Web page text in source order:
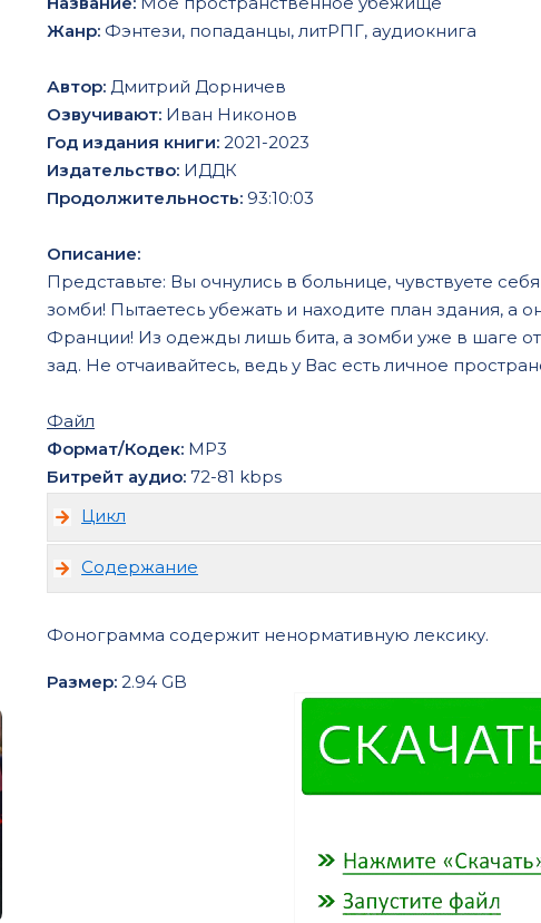
Жанр: Фэнтези, попаданцы, литРПГ, аудиокнига
Автор: Дмитрий Дорничев
Озвучивают: Иван Никонов
Год издания книги: 2021-2023
Издательство: ИДДК
Продолжительность: 93:10:03
Описание:
Представьте: Вы очнулись в больнице, чувствуете
зомби! Пытаетесь убежать и находите план здания,
Франции! Из одежды лишь бита, а зомби уже в шаге от
зад. Не отчаивайтесь, ведь у Вас есть личное
Файл
Формат/Кодек: МР3
Битрейт аудио: 72-81 kbps
Цикл
Содержание
Фонограмма содержит ненормативную лексику.
Размер: 2.94 GB